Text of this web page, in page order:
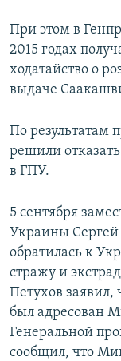
ELIFBE
УКРАИНСКАЯ
При этом в
2015 годах
ходатайство о
выдаче
По результатам
решили
в ГПУ.
5 сентября
Украины Сергей
обратилась к
стражу и
Петухов заявил,
был адресован
Генеральной
сообщил, что